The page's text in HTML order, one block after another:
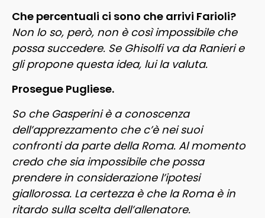
Che percentuali ci sono che arrivi Farioli?
Non lo so, però, non è così impossibile che
possa succedere. Se Ghisolfi va da Ranieri e
gli propone questa idea, lui la valuta.
Prosegue Pugliese.
So che Gasperini è a conoscenza
dell’apprezzamento che c’è nei suoi
confronti da parte della Roma. Al momento
credo che sia impossibile che possa
prendere in considerazione l’ipotesi
giallorossa. La certezza è che la Roma è in
ritardo sulla scelta dell’allenatore.